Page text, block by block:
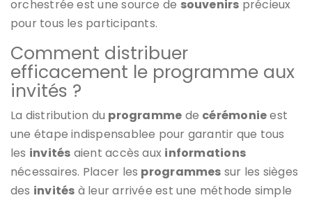
orchestrée est une source de souvenirs précieux
pour tous les participants.
Comment distribuer
efficacement le programme aux
invités ?
La distribution du programme de cérémonieest
une étape indispensablee pour garantir que tous
les invités aient accès aux informations
nécessaires. Placer les programmes sur les sièges
des invités à leur arrivée est une méthode simple